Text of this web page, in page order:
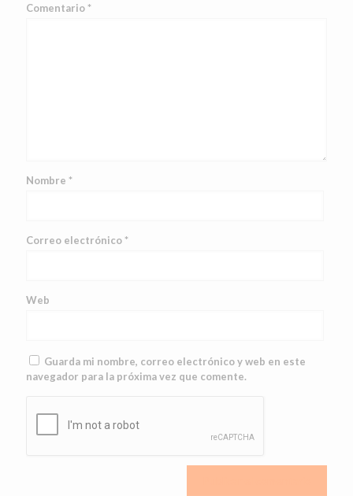
Comentario *
Nombre *
Correo electrónico *
Web
Guarda mi nombre, correo electrónico y web en este
navegador para la próxima vez que comente.